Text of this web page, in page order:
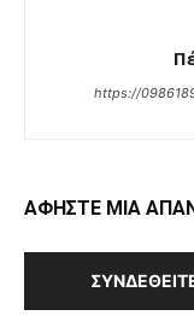
https://
ΑΦΗΣΤΕ ΜΙΑ